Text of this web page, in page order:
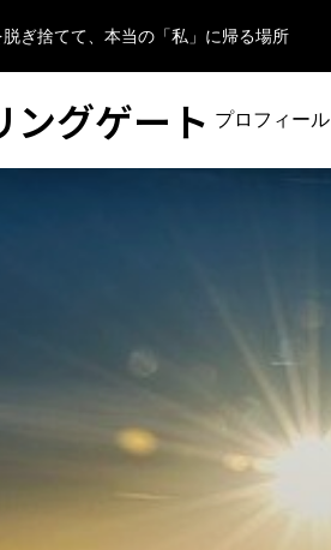
ぎ捨てて、本当の「私」に帰る場所
ングゲート プロフィール